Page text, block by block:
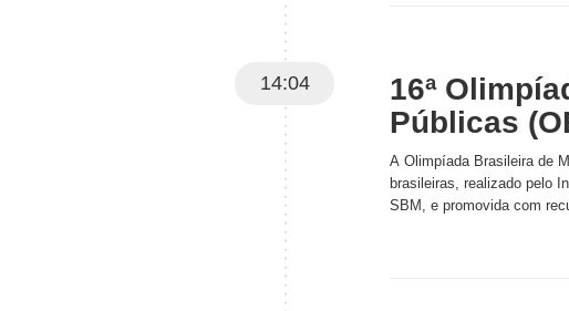
14:04
16ª
Públicas
A Olimpíada Brasileira de
brasileiras, realizado pelo
SBM, e promovida com